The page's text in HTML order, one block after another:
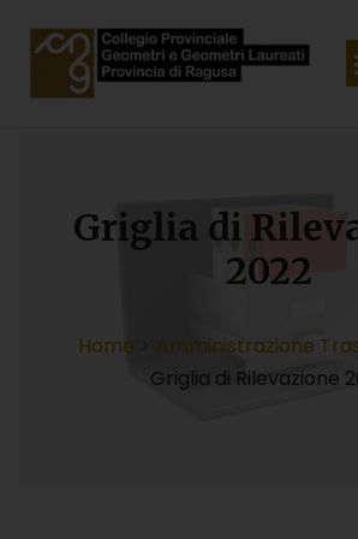
Griglia di
2022
Home
Amministrazione
Griglia di Rilevazione